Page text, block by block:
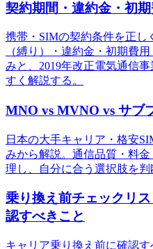
契約期間・違約金・初
携帯・SIMの契約条件を正し
（縛り）・違約金・初期費
みと、2019年改正電気通信
すく解説する。
MNO vs MVNO vs サブ
日本の大手キャリア・格安
みから解説。通信品質・料
理し、自分に合う選択肢を判
乗り換え前チェックリ
認すべきこと
キャリア乗り換え前に確認